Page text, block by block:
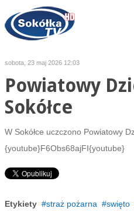
sobota, 23 maj 2026 12:03
Powiatowy
Sokółce
W Sokółce uczczono Powiatowy
{youtube}F6Obs68ajFI{youtube}
Etykiety straż pożarna swięto